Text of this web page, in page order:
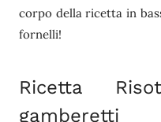
corpo della ricetta in
fornelli!
Ricetta
gamberetti